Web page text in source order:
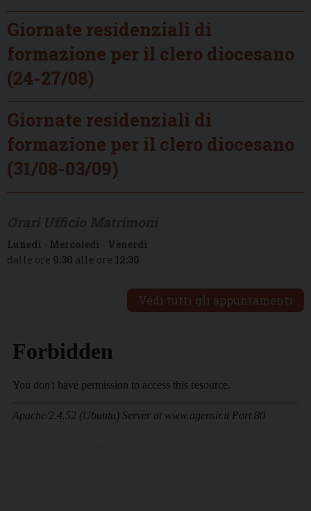
Giornate residenziali di
formazione per il clero diocesano
(24-27/08)
Giornate residenziali di
formazione per il clero diocesano
(31/08-03/09)
Lunedì - Mercoledì - Venerdì
dalle ore 9:30 alle ore 12:30
Vedi tutti gli appuntamenti